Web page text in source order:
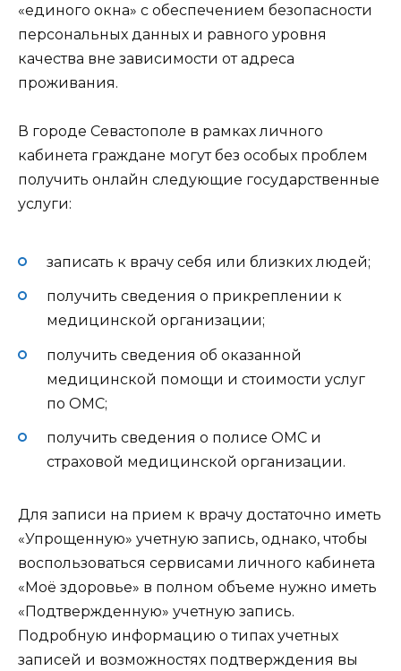
«единого окна» с обеспечением безопасности
персональных данных и равного уровня
качества вне зависимости от адреса
проживания.
В городе Севастополе в рамках личного
кабинета граждане могут без особых проблем
получить онлайн следующие государственные
услуги:
записать к врачу себя или близких людей;
получить сведения о прикреплении к
медицинской организации;
получить сведения об оказанной
медицинской помощи и стоимости услуг
по ОМС;
получить сведения о полисе ОМС и
страховой медицинской организации.
Для записи на прием к врачу достаточно иметь
«Упрощенную» учетную запись, однако, чтобы
воспользоваться сервисами личного кабинета
«Моё здоровье» в полном объеме нужно иметь
«Подтвержденную» учетную запись.
Подробную информацию о типах учетных
записей и возможностях подтверждения вы